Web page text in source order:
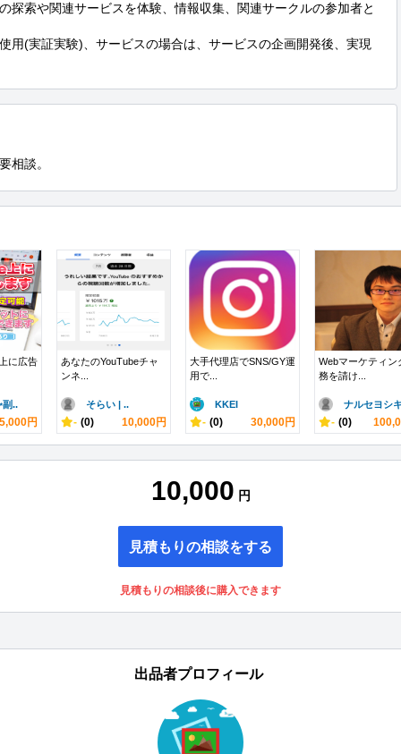
探索や関連サービスを体験、情報収集、関連サークルの参加者と
用(実証実験)、サービスの場合は、サービスの企画開発後、実現
相談。
に広告
副..
円
あなたのYouTubeチャ
ンネ...
そらい | ..
- (0) 10,000円
大手代理店でSNS/GY運
用で...
KKEI
- (0) 30,000円
Webマーケティン
務を請け...
ナルセヨシ
- (0)
10,000 円
見積もりの相談をする
見積もりの相談後に購入できます
出品者プロフィール